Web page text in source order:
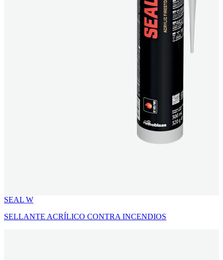
SEAL W
SELLANTE ACRÍLICO CONTRA INCENDIOS